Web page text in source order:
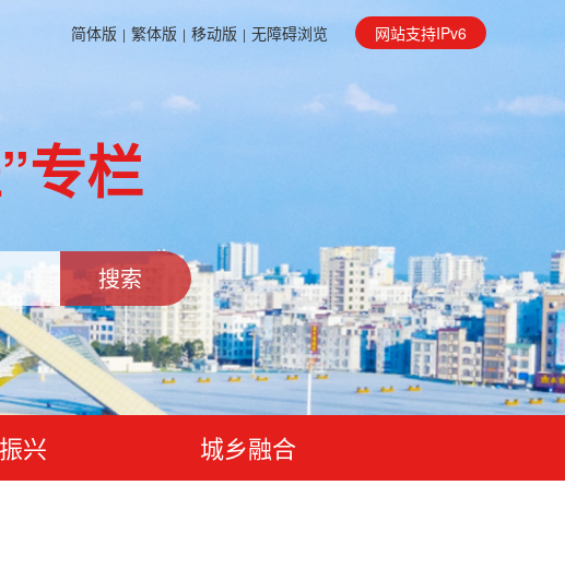
网站支持IPv6
简体版 | 繁体版 | 移动版 | 无障碍浏览
专栏
兴 城乡融合